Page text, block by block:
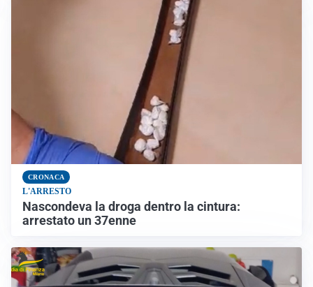
CRONACA
L'ARRESTO
Nascondeva la droga dentro la cintura:
arrestato un 37enne